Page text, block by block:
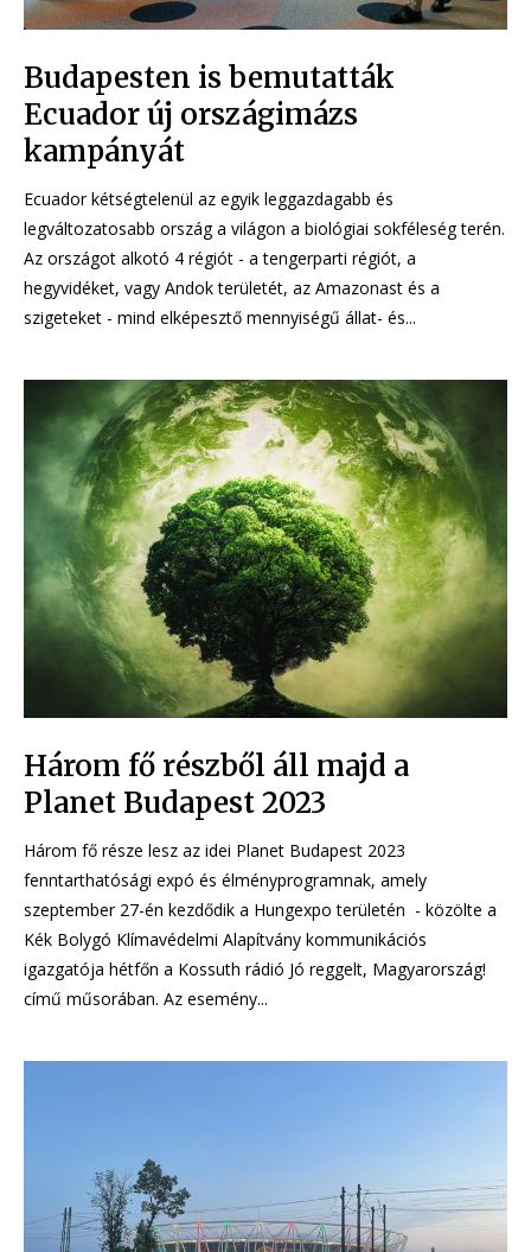
Budapesten is bemutatták
Ecuador új országimázs
kampányát
Ecuador kétségtelenül az egyik leggazdagabb és
legváltozatosabb ország a világon a biológiai sokféleség terén.
Az országot alkotó 4 régiót - a tengerparti régiót, a
hegyvidéket, vagy Andok területét, az Amazonast és a
szigeteket - mind elképesztő mennyiségű állat- és...
Három fő részből áll majd a
Planet Budapest 2023
Három fő része lesz az idei Planet Budapest 2023
fenntarthatósági expó és élményprogramnak, amely
szeptember 27-én kezdődik a Hungexpo területén - közölte a
Kék Bolygó Klímavédelmi Alapítvány kommunikációs
igazgatója hétfőn a Kossuth rádió Jó reggelt, Magyarország!
című műsorában. Az esemény...